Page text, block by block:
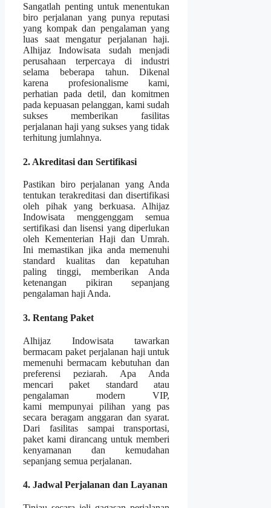
Sangatlah penting untuk menentukan
biro perjalanan yang punya reputasi
yang kompak dan pengalaman yang
luas saat mengatur perjalanan haji.
Alhijaz Indowisata sudah menjadi
perusahaan terpercaya di industri
selama beberapa tahun. Dikenal
karena profesionalisme kami,
perhatian pada detil, dan komitmen
pada kepuasan pelanggan, kami sudah
sukses memberikan fasilitas
perjalanan haji yang sukses yang tidak
terhitung jumlahnya.
2. Akreditasi dan Sertifikasi
Pastikan biro perjalanan yang Anda
tentukan terakreditasi dan disertifikasi
oleh pihak yang berkuasa. Alhijaz
Indowisata menggenggam semua
sertifikasi dan lisensi yang diperlukan
oleh Kementerian Haji dan Umrah.
Ini memastikan jika anda memenuhi
standard kualitas dan kepatuhan
paling tinggi, memberikan Anda
ketenangan pikiran sepanjang
pengalaman haji Anda.
3. Rentang Paket
Alhijaz Indowisata tawarkan
bermacam paket perjalanan haji untuk
memenuhi bermacam kebutuhan dan
preferensi peziarah. Apa Anda
mencari paket standard atau
pengalaman modern VIP,
kami mempunyai pilihan yang pas
secara beragam anggaran dan syarat.
Dari fasilitas sampai transportasi,
paket kami dirancang untuk memberi
kenyamanan dan kemudahan
sepanjang semua perjalanan.
4. Jadwal Perjalanan dan Layanan